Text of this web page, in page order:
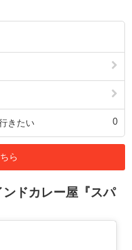
きたい 0
ら
ンドカレー屋『スパ